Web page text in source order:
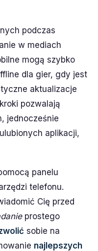
podczas
w mediach
mogą szybko
dla gier, gdy jest
aktualizacje
pozwalają
jednocześnie
aplikacji,
panelu
telefonu.
Cię przed
prostego
sobie na
najlepszych